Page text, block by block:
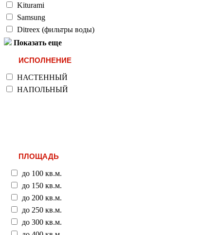
Kiturami
Samsung
Ditreex (фильтры воды)
Показать еще
ИСПОЛНЕНИЕ
НАСТЕННЫЙ
НАПОЛЬНЫЙ
ПЛОЩАДЬ
до 100 кв.м.
до 150 кв.м.
до 200 кв.м.
до 250 кв.м.
до 300 кв.м.